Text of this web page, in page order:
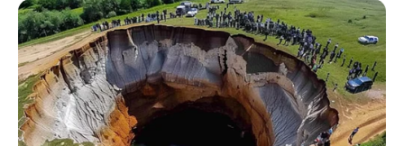
bis er goldbraun ist und ein in die Mitte
gesteckter Zahnstocher sauber herauskommt.
9. Nehmen Sie den Kuchen aus dem Ofen und
lassen Sie ihn für etwa 10 Minuten in der Form
abkühlen, bevor Sie ihn vorsichtig auf ein